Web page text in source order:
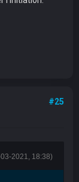
#25
2021, 18:38)